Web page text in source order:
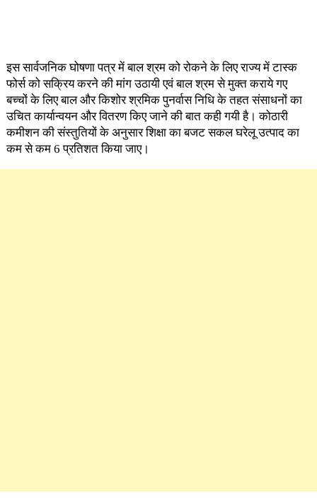
इस सार्वजनिक घोषणा पत्र में बाल श्रम को रोकने के लिए राज्य में टास्क
फोर्स को सक्रिय करने की मांग उठायी एवं बाल श्रम से मुक्त कराये गए
बच्चों के लिए बाल और किशोर श्रमिक पुनर्वास निधि के तहत संसाधनों का
उचित कार्यान्वयन और वितरण किए जाने की बात कही गयी है। कोठारी
कमीशन की संस्तुतियों के अनुसार शिक्षा का बजट सकल घरेलू उत्पाद का
कम से कम 6 प्रतिशत किया जाए।